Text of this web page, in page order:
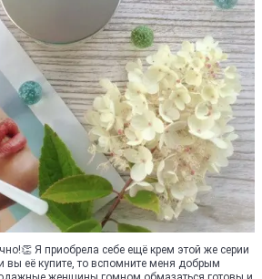
Я приобрела себе ещё крем этой же серии
вы её купите, то вспомните меня добрым